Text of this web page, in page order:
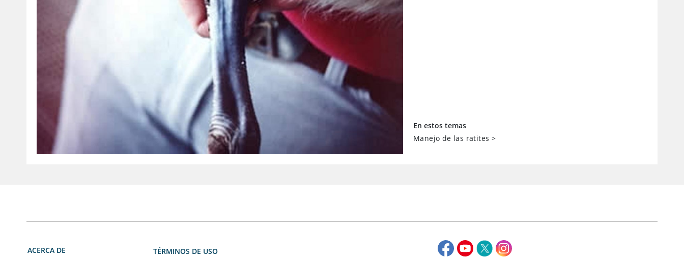
En estos temas
Manejo de las ratites >
ACERCA DE TÉRMINOS DE USO